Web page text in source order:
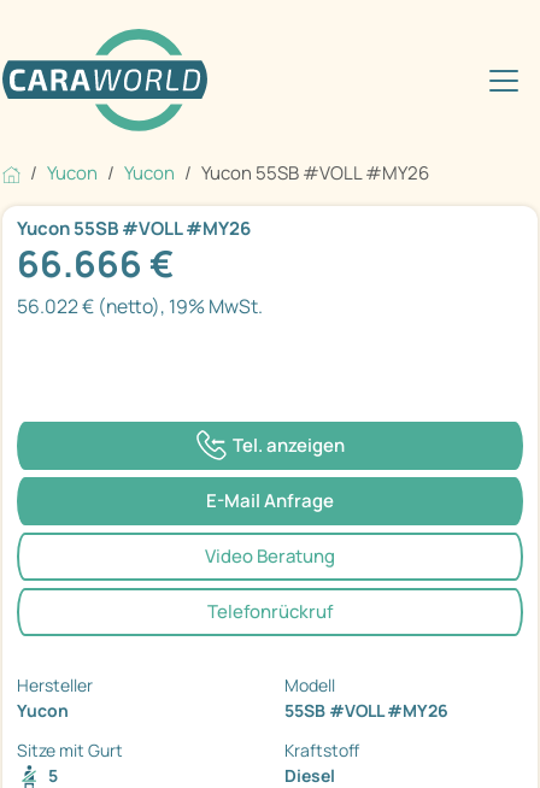
Yucon Yucon Yucon 55SB #VOLL #MY26
Yucon 55SB #VOLL #MY26
66.666 €
56.022 € (netto), 19% MwSt.
Tel. anzeigen
E-Mail Anfrage
Video Beratung
Telefonrückruf
Hersteller
Yucon
Modell
55SB #VOLL #MY26
Sitze mit Gurt
5
Kraftstoff
Diesel